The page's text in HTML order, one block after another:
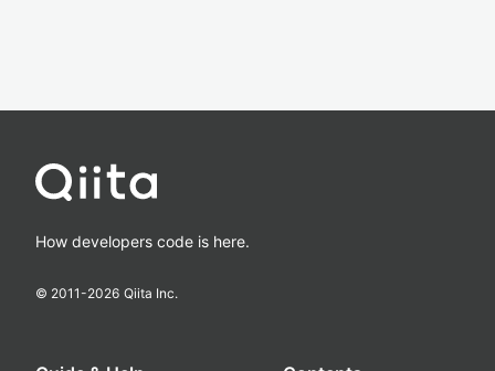
How developers code is here.
© 2011-2026 Qiita Inc.